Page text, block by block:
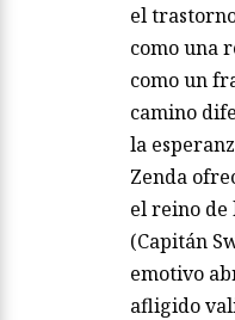
el
como una
como un
camino
la
Zenda
el reino de
(Capitán
emotivo
afligido